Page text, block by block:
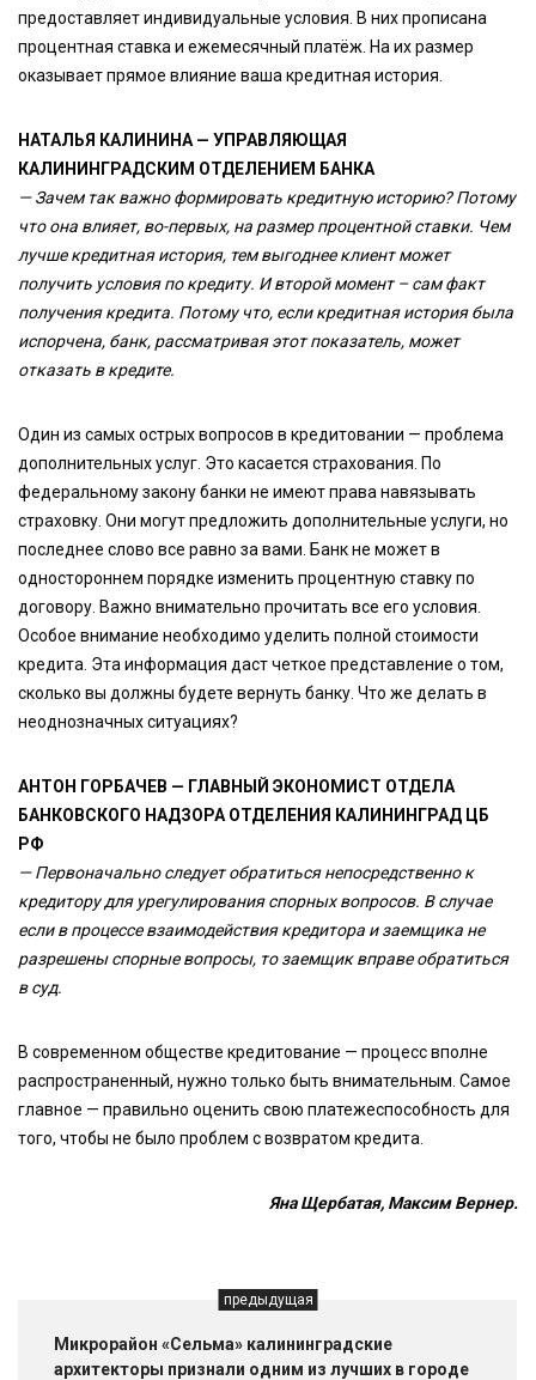
предоставляет индивидуальные условия. В них прописана
процентная ставка и ежемесячный платёж. На их размер
оказывает прямое влияние ваша кредитная история.
НАТАЛЬЯ КАЛИНИНА — УПРАВЛЯЮЩАЯ
КАЛИНИНГРАДСКИМ ОТДЕЛЕНИЕМ БАНКА
— Зачем так важно формировать кредитную историю? Потому
что она влияет, во-первых, на размер процентной ставки. Чем
лучше кредитная история, тем выгоднее клиент может
получить условия по кредиту. И второй момент – сам факт
получения кредита. Потому что, если кредитная история была
испорчена, банк, рассматривая этот показатель, может
отказать в кредите.
Один из самых острых вопросов в кредитовании — проблема
дополнительных услуг. Это касается страхования. По
федеральному закону банки не имеют права навязывать
страховку. Они могут предложить дополнительные услуги, но
последнее слово все равно за вами. Банк не может в
одностороннем порядке изменить процентную ставку по
договору. Важно внимательно прочитать все его условия.
Особое внимание необходимо уделить полной стоимости
кредита. Эта информация даст четкое представление о том,
сколько вы должны будете вернуть банку. Что же делать в
неоднозначных ситуациях?
АНТОН ГОРБАЧЕВ — ГЛАВНЫЙ ЭКОНОМИСТ ОТДЕЛА
БАНКОВСКОГО НАДЗОРА ОТДЕЛЕНИЯ КАЛИНИНГРАД ЦБ
РФ
— Первоначально следует обратиться непосредственно к
кредитору для урегулирования спорных вопросов. В случае
если в процессе взаимодействия кредитора и заемщика не
разрешены спорные вопросы, то заемщик вправе обратиться
в суд.
В современном обществе кредитование — процесс вполне
распространенный, нужно только быть внимательным. Самое
главное — правильно оценить свою платежеспособность для
того, чтобы не было проблем с возвратом кредита.
Яна Щербатая, Максим Вернер.
предыдущая
Микрорайон «Сельма» калининградские
архитекторы признали одним из лучших в городе